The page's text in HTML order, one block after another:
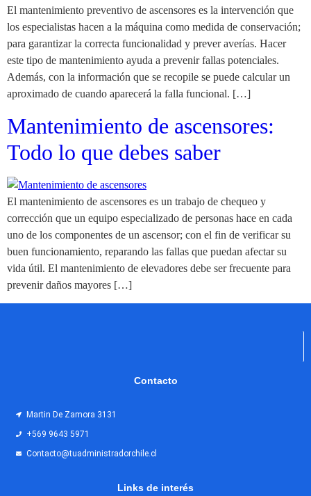
El mantenimiento preventivo de ascensores es la intervención que
los especialistas hacen a la máquina como medida de conservación;
para garantizar la correcta funcionalidad y prever averías. Hacer
este tipo de mantenimiento ayuda a prevenir fallas potenciales.
Además, con la información que se recopile se puede calcular un
aproximado de cuando aparecerá la falla funcional. […]
Mantenimiento de ascensores:
Todo lo que debes saber
El mantenimiento de ascensores es un trabajo de chequeo y
corrección que un equipo especializado de personas hace en cada
uno de los componentes de un ascensor; con el fin de verificar su
buen funcionamiento, reparando las fallas que puedan afectar su
vida útil. El mantenimiento de elevadores debe ser frecuente para
prevenir daños mayores […]
Contacto
Martin De Zamora 3131
+569 9643 5971
Contacto@tuadministradorchile.cl
Links de interés